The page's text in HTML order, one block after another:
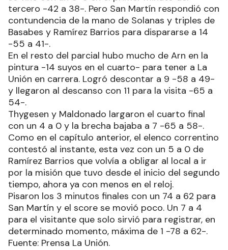
tercero -42 a 38-. Pero San Martín respondió con
contundencia de la mano de Solanas y triples de
Basabes y Ramírez Barrios para dispararse a 14
-55 a 41-.
En el resto del parcial hubo mucho de Arn en la
pintura -14 suyos en el cuarto- para tener a La
Unión en carrera. Logró descontar a 9 -58 a 49-
y llegaron al descanso con 11 para la visita -65 a
54-.
Thygesen y Maldonado largaron el cuarto final
con un 4 a 0 y la brecha bajaba a 7 -65 a 58-.
Como en el capítulo anterior, el elenco correntino
contestó al instante, esta vez con un 5 a 0 de
Ramírez Barrios que volvía a obligar al local a ir
por la misión que tuvo desde el inicio del segundo
tiempo, ahora ya con menos en el reloj.
Pisaron los 3 minutos finales con un 74 a 62 para
San Martín y el score se movió poco. Un 7 a 4
para el visitante que solo sirvió para registrar, en
determinado momento, máxima de 1 -78 a 62-.
Fuente: Prensa La Unión.